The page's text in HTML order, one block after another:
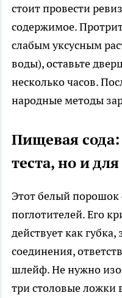
стоит провести
содержимое.
слабым уксусным
воды), оставьте
несколько часов.
народные методы
Пищевая сода:
теста, но и
Этот белый
поглотителей. Его
действует как
соединения,
шлейф. Не нужно
три столовые